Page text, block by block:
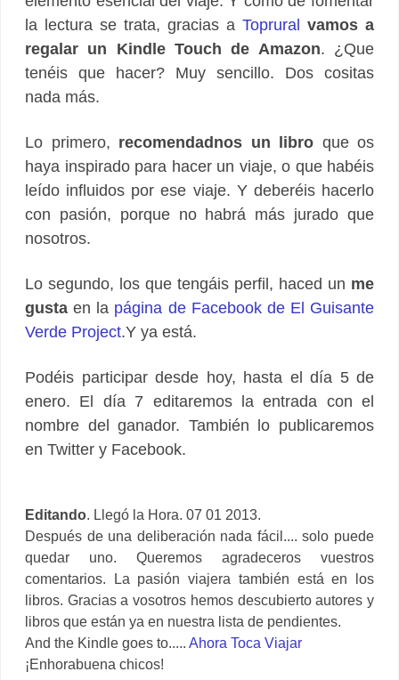
la lectura se trata, gracias a Toprural vamos a
regalar un Kindle Touch de Amazon. ¿Que
tenéis que hacer? Muy sencillo. Dos cositas
nada más.
Lo primero, recomendadnos un libro que os
haya inspirado para hacer un viaje, o que habéis
leído influidos por ese viaje. Y deberéis hacerlo
con pasión, porque no habrá más jurado que
nosotros.
Lo segundo, los que tengáis perfil, haced un me
gusta en la página de Facebook de El Guisante
Verde Project.Y ya está.
Podéis participar desde hoy, hasta el día 5 de
enero. El día 7 editaremos la entrada con el
nombre del ganador. También lo publicaremos
en Twitter y Facebook.
Editando. Llegó la Hora. 07 01 2013.
Después de una deliberación nada fácil.... solo puede
quedar uno. Queremos agradeceros vuestros
comentarios. La pasión viajera también está en los
libros. Gracias a vosotros hemos descubierto autores y
libros que están ya en nuestra lista de pendientes.
And the Kindle goes to..... Ahora Toca Viajar
¡Enhorabuena chicos!